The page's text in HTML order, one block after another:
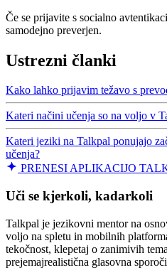
Če se prijavite s socialno
samodejno preverjen.
Ustrezni članki
Kako lahko prijavim težavo s
Kateri načini učenja so na voljo v
Kateri jeziki na Talkpal ponujajo
učenja?
PRENESI APLIKACIJO
Uči se kjerkoli, kadarkoli
Talkpal je jezikovni mentor na
voljo na spletu in mobilnih
tekočnost, klepetaj o zanimivih
prejemajrealistična glasovna